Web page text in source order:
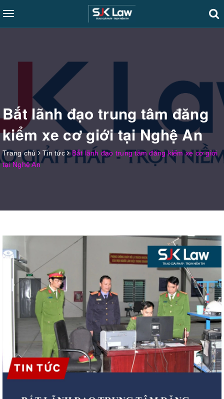
Toggle
navigation
Bắt lãnh đạo trung tâm đăng
kiểm xe cơ giới tại Nghệ An
Trang chủ Tin tức
Bắt lãnh đạo trung tâm đăng kiểm xe cơ giới
tại Nghệ An